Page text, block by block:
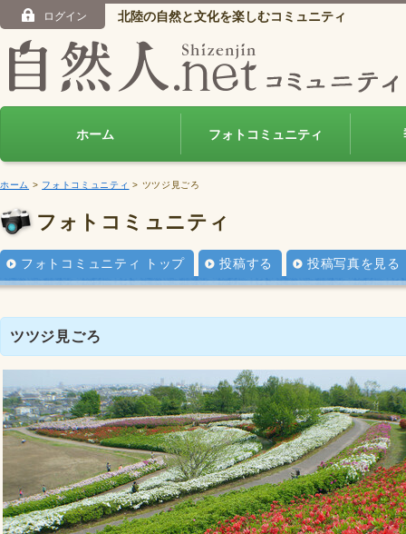
ログイン 北陸の自然と文化を楽しむコミュニティ
ホーム フォトコミュニティ
ホーム > フォトコミュニティ > ツツジ見ごろ
フォトコミュニティ
フォトコミュニティ トップ 投稿する 投稿写真を見る
ツツジ見ごろ